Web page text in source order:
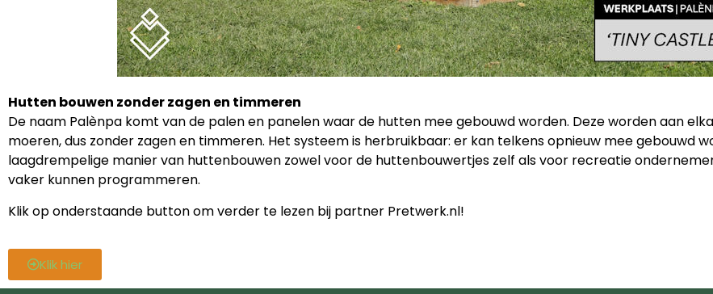
Hutten bouwen zonder zagen en timmeren
De naam Palènpa komt van de palen en panelen waar de hutten mee gebouwd worden. Deze worden aan
moeren, dus zonder zagen en timmeren. Het systeem is herbruikbaar: er kan telkens opnieuw mee gebouwd
laagdrempelige manier van huttenbouwen zowel voor de huttenbouwertjes zelf als voor recreatie
vaker kunnen programmeren.
Klik op onderstaande button om verder te lezen bij partner Pretwerk.nl!
Klik hier